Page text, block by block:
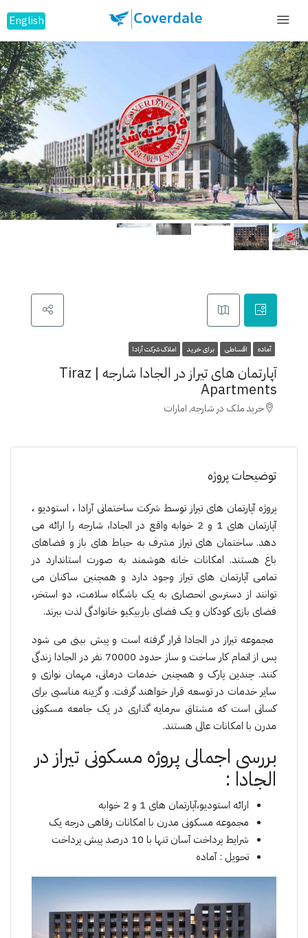
English
آماده اقساطی برای خرید املاک شرکت آرادا
آپارتمان های تیراز در الجادا شارجه | Tiraz
Apartments
خرید ملک در شارجه, امارات
توضیحات پروژه
پروژە آپارتمان های تیراز توسط شرکت ساختمانی آرادا ، استودیو ،
آپارتمان های 1 و 2 خوابه واقع در الجادا، شارجه را ارائه می
دهد. ساختمان های تیراز مشرف به حیاط های باز و فضاهای
باغ هستند. امکانات خانه هوشمند به صورت استاندارد در
تمامی آپارتمان های تیراز وجود دارد و همچنین ساکنان می
توانند از دسترسی انحصاری به یک باشگاه سلامت، دو استخر،
فضای بازی کودکان و یک فضای باربیکیو خانوادگی لذت ببرند.
مجموعە تیراز در الجادا قرار گرفتە است و پیش بینی می شود
پس از اتمام کار ساخت و ساز حدود 70000 نفر در الجادا زندگی
کنند. چندین پارک و همچنین خدمات درمانی، مهمان نوازی و
سایر خدمات در توسعه قرار خواهند گرفت. و گزینه مناسبی برای
کسانی است که مشتاق سرمایه گذاری در یک جامعه مسکونی
مدرن با امکانات عالی هستند.
بررسی اجمالی پروژە مسکونی تیراز در
الجادا :
ارائە استودیو،آپارتمان های 1 و 2 خوابە
مجموعە مسکونی مدرن با امکانات رفاهی درجە یک
شرایط پرداخت آسان تنها با 10 درصد پیش پرداخت
تحویل : آمادە